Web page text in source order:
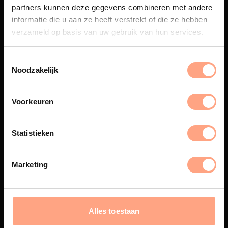
partners kunnen deze gegevens combineren met andere
informatie die u aan ze heeft verstrekt of die ze hebben
verzameld op basis van uw gebruik van hun services.
Noodzakelijk
Voorkeuren
Statistieken
Marketing
Alles toestaan
beleving, waar Nederlands
vakmanschap en design
samenkomen.
Spuiterij